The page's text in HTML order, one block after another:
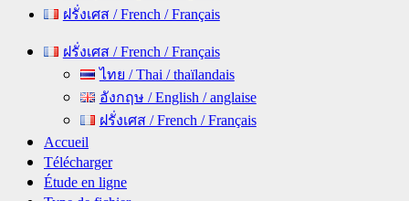
ฝรั่งเศส / French / Français
Primary ฝรั่งเศส / French / Français
ไทย / Thai / thaïlandais
อังกฤษ / English / anglaise
ฝรั่งเศส / French / Français
Accueil
Télécharger
Étude en ligne